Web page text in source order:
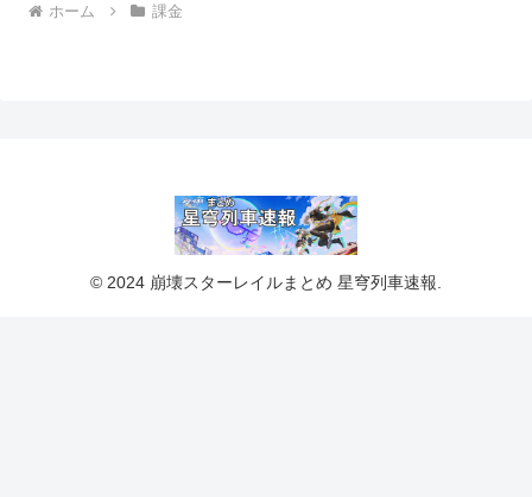
ホーム 課金
© 2024 崩壊スターレイルまとめ 星穹列車速報.